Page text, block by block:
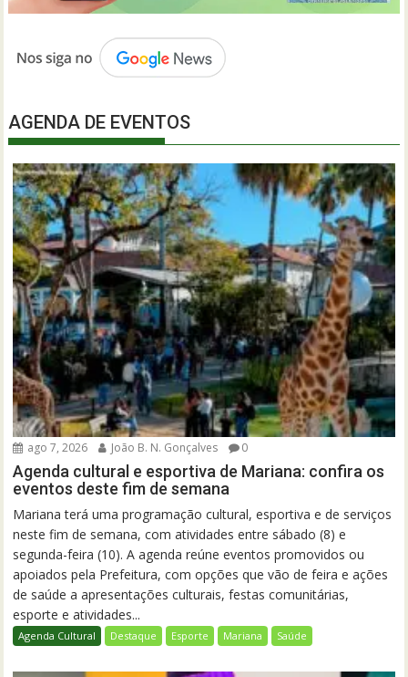
AGENDA DE EVENTOS
ago 7, 2026 João B. N. Gonçalves 0
Agenda cultural e esportiva de Mariana: confira os
eventos deste fim de semana
Mariana terá uma programação cultural, esportiva e de serviços
neste fim de semana, com atividades entre sábado (8) e
segunda-feira (10). A agenda reúne eventos promovidos ou
apoiados pela Prefeitura, com opções que vão de feira e ações
de saúde a apresentações culturais, festas comunitárias,
esporte e atividades...
Agenda Cultural Destaque Esporte Mariana Saúde